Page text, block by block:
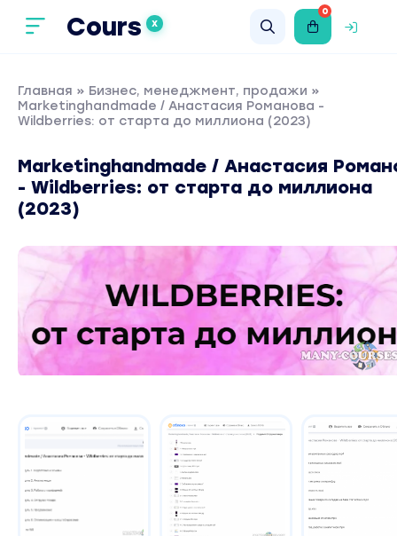
Cours X
0
Главная » Бизнес, менеджмент, продажи »
Marketinghandmade / Анастасия Романова -
Wildberries: от старта до миллиона (2023)
Marketinghandmade / Анастасия
- Wildberries: от старта до миллиона
(2023)